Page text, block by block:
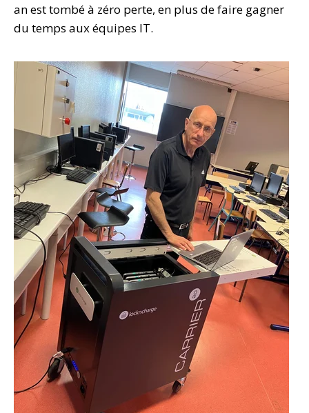
an est tombé à zéro perte, en plus de faire gagner
du temps aux équipes IT.